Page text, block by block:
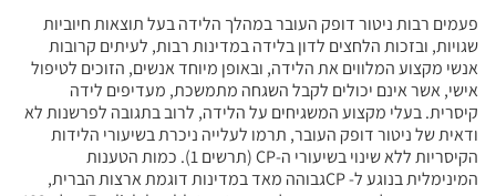
פעמים רבות ניטור דופק העובר במהלך הלידה בעל תוצאות חיוביות
שגויות, ובזכות הלחצים לדון בלידה במדינות רבות, לעיתים קרובות
אנשי מקצוע המלווים את הלידה, ובאופן מיוחד אנשים, הזוכים לטיפול
אישי, אשר אינם יכולים לקבל השגחה מתמשכת, מעדיפים לידה
קיסרית. בעלי מקצוע המשגיחים על הלידה, לרוב בתגובה לפרשנות לא
ודאית של ניטור דופק העובר, תרמו לעלייה ניכרת בשיעורי הלידות
הקיסריות ללא שינוי בשיעורי ה-CP (תרשים 1). כמות הטענות
המינימלית בנוגע ל- CPגבוהה מאד במדינות דוגמת ארצות הברית,